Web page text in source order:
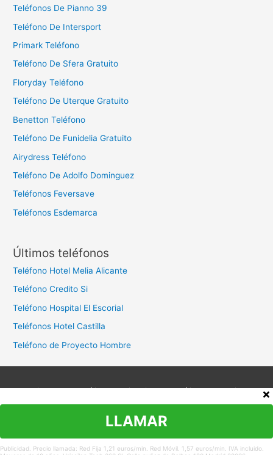
Teléfonos De Pianno 39
Teléfono De Intersport
Primark Teléfono
Teléfono De Sfera Gratuito
Floryday Teléfono
Teléfono De Uterque Gratuito
Benetton Teléfono
Teléfono De Funidelia Gratuito
Airydress Teléfono
Teléfono De Adolfo Dominguez
Teléfonos Feversave
Teléfonos Esdemarca
Últimos teléfonos
Teléfono Hotel Melia Alicante
Teléfono Credito Si
Teléfono Hospital El Escorial
Teléfonos Hotel Castilla
Teléfono de Proyecto Hombre
Aviso legal Política de privacidad
Política de cookies
Contacto
Copyright © 2026Teléfono Atención al Cliente
LLAMAR
Publicidad. Precio llamada: Red Fija 1,21 euros/min. Red Móvil. 1,57 euros/min. IVA incluido.